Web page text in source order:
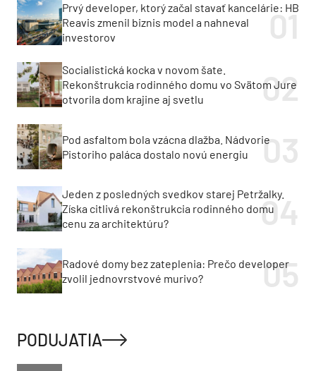
Prvý developer, ktorý začal stavať kancelárie: HB
Reavis zmenil biznis model a nahneval
investorov
Socialistická kocka v novom šate.
Rekonštrukcia rodinného domu vo Svätom Jure
otvorila dom krajine aj svetlu
Pod asfaltom bola vzácna dlažba. Nádvorie
Pistoriho paláca dostalo novú energiu
Jeden z posledných svedkov starej Petržalky.
Získa citlivá rekonštrukcia rodinného domu
cenu za architektúru?
Radové domy bez zateplenia: Prečo developer
zvolil jednovrstvové murivo?
PODUJATIA